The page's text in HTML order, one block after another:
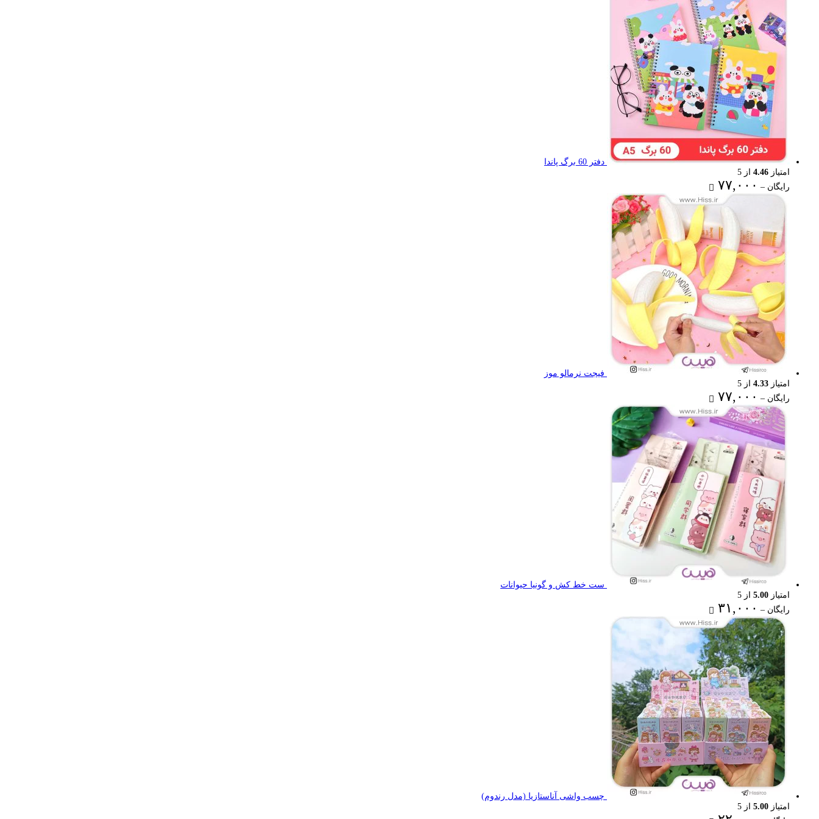
۶۷,۰۰۰ تومان
دفتر 60 برگ پاندا
امتیاز 4.46 از 5
رایگان – ۷۷,۰۰۰
رایگان
through
۷۷,۰۰۰ تومان
فیجت نرمالو موز
امتیاز 4.33 از 5
رایگان – ۷۷,۰۰۰
رایگان
through
ست خط کش و گونیا حیوانات
امتیاز 5.00 از 5
رایگان – ۳۱,۰۰۰
رایگان
through
۳۱,۰۰۰ تومان
چسب واشی آناستازیا (مدل رندوم)
امتیاز 5.00 از 5